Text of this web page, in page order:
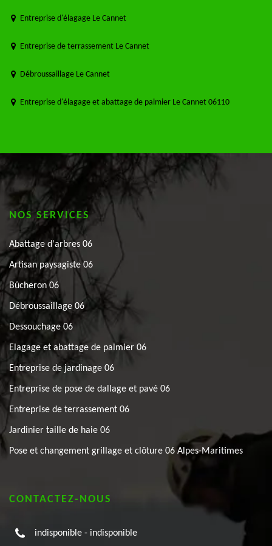
Entreprise d'élagage Le Cannet
Entreprise de terrassement Le Cannet
Débroussaillage Le Cannet
Entreprise d'élagage et abattage de palmier Le Cannet 06110
NOS SERVICES
Abattage d'arbres 06
Artisan paysagiste 06
Bûcheron 06
Débroussaillage 06
Dessouchage 06
Elagage et abattage de palmier 06
Entreprise de jardinage 06
Entreprise de pose de dallage et pavé 06
Entreprise de terrassement 06
Jardinier taille de haie 06
Pose et changement grillage et clôture 06 Alpes-Maritimes
CONTACTEZ-NOUS
indisponible - indisponible